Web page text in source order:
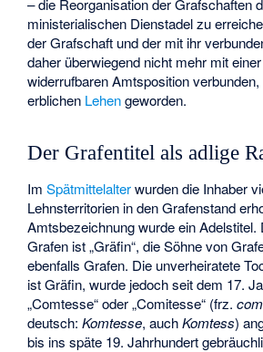
– die Reorganisation der Grafschaften
ministerialischen Dienstadel zu
der Grafschaft und der mit ihr
daher überwiegend nicht mehr mit
widerrufbaren Amtsposition
erblichen Lehengeworden.
Der Grafentitel als adlige
ImSpätmittelalterwurden die Inhaber
Lehnsterritorien in den Grafenstand
Amtsbezeichnung wurde ein Adelstitel.
Grafen ist „Gräfin“, die Söhne von
ebenfalls Grafen. Die unverheiratete
ist Gräfin, wurde jedoch seit dem 17.
„Comtesse“ oder „Comitesse“ (frz.
deutsch:Komtesse, auchKomtess)
bis ins späte 19. Jahrhundert